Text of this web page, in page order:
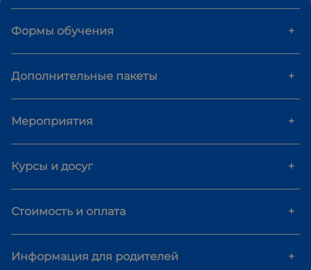
Формы обучения +
Дополнительные пакеты +
Мероприятия +
Курсы и досуг +
Стоимость и оплата +
Информация для родителей +